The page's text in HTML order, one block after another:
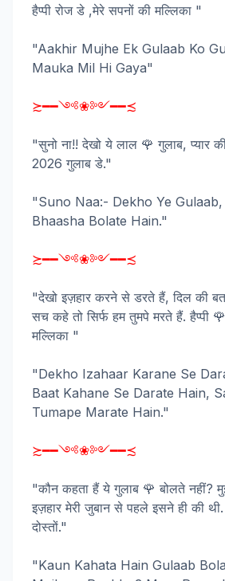
हैप्पी रोज डे ,मेरे सपनों की मल्लिका "
"Aakhir Mujhe Ek Gulaab Ko
Mauka Mil Hi Gaya"
≿━━༺❀༻━━≾
"सुनो ना!! देखो ये लाल 🌹 गुलाब, प्यार की
2026 गुलाब डे."
"Suno Naa:- Dekho Ye
Bhaasha Bolate Hain."
≿━━༺❀༻━━≾
"देखो इज़हार करने से डरते हैं, दिल की
सच कहे तो सिर्फ हम तुमपे मरते हैं. हैप्पी
मल्लिका "
"Dekho Izahaar Karane Se
Baat Kahane Se Darate Hain,
Tumape Marate Hain."
≿━━༺❀༻━━≾
"कौन कहता हैं ये गुलाब 🌹 बोलते नहीं?
इज़हार मेरी जुबान से पहले इसने ही की
दोस्तों."
"Kaun Kahata Hain Gulaab